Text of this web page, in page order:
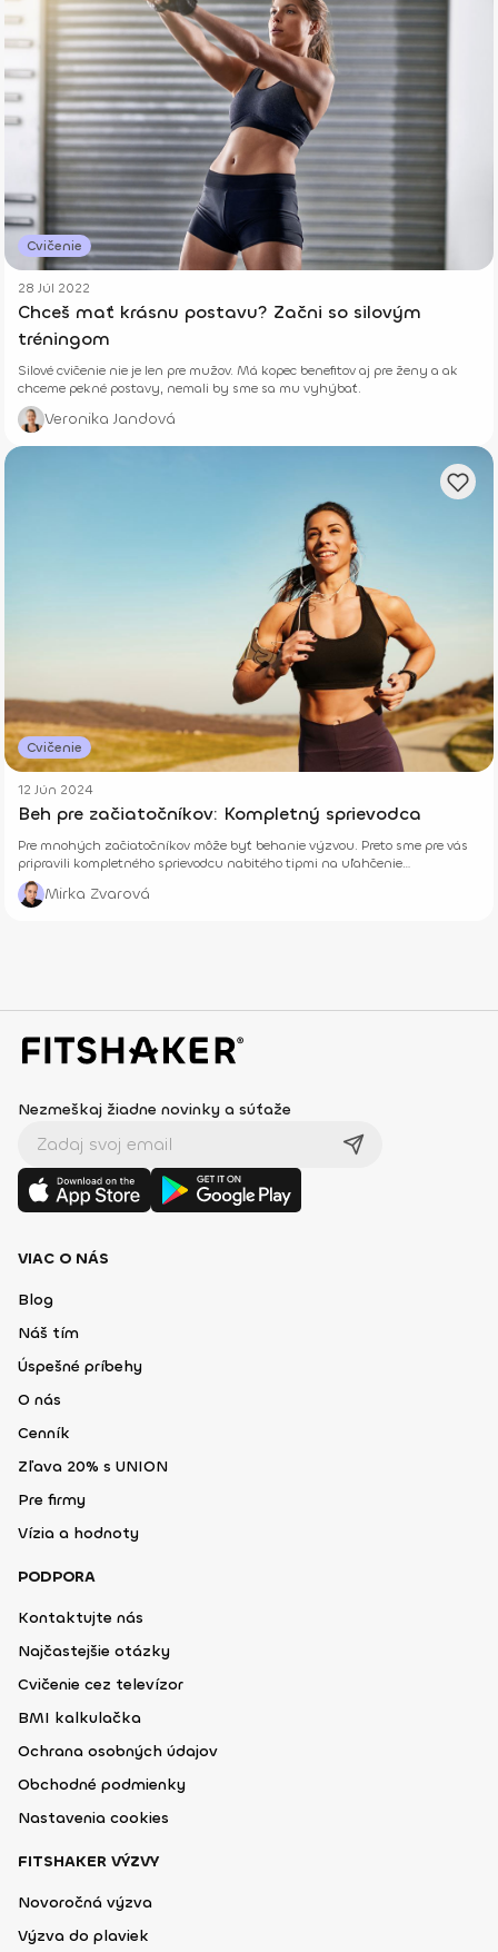
Cvičenie
28 Júl 2022
Chceš mať krásnu postavu? Začni so silovým
tréningom
Silové cvičenie nie je len pre mužov. Má kopec benefitov aj pre ženy a ak
chceme pekné postavy, nemali by sme sa mu vyhýbať.
Veronika Jandová
Cvičenie
12 Jún 2024
Beh pre začiatočníkov: Kompletný sprievodca
Pre mnohých začiatočníkov môže byť behanie výzvou. Preto sme pre vás
pripravili kompletného sprievodcu nabitého tipmi na uľahčenie
náročnejších začiatkov.
Mirka Zvarová
Nezmeškaj žiadne novinky a súťaže
VIAC O NÁS
Blog
Náš tím
Úspešné príbehy
O nás
Cenník
Zľava 20% s UNION
Pre firmy
Vízia a hodnoty
PODPORA
Kontaktujte nás
Najčastejšie otázky
Cvičenie cez televízor
BMI kalkulačka
Ochrana osobných údajov
Obchodné podmienky
Nastavenia cookies
FITSHAKER VÝZVY
Novoročná výzva
Výzva do plaviek